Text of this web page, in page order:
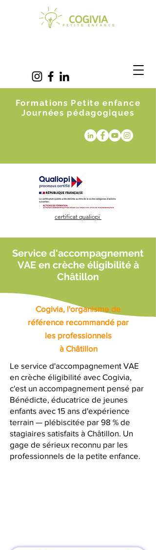
Formations Petite enfance
Journées pédagogiques
certificat qualiopi
Service d'accompagnement
VAE en crèche éligibilité à
Châtillon
Cogivia, l'organisme de
référence recommandé par
les professionnels
à Châtillon
Le service d'accompagnement VAE
en crèche éligibilité avec Cogivia,
c'est un accompagnement pensé par
Bénédicte, éducatrice de jeunes
enfants avec 15 ans d'expérience
terrain — plébiscitée par 98 % de
stagiaires satisfaits à Châtillon. Un
gage de sérieux reconnu par les
professionnels de la petite enfance.